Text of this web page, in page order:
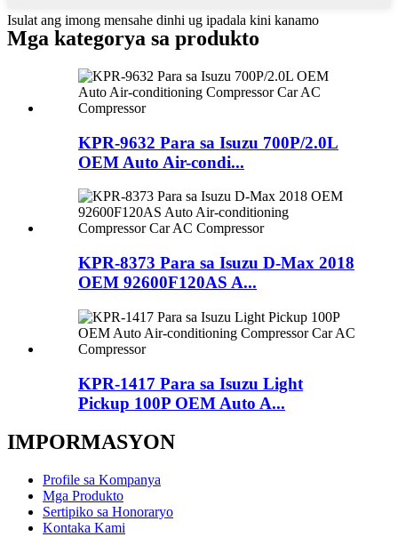
Isulat ang imong mensahe dinhi ug ipadala kini kanamo
Mga kategorya sa produkto
KPR-9632 Para sa Isuzu 700P/2.0L
OEM Auto Air-condi...
KPR-8373 Para sa Isuzu D-Max 2018
OEM 92600F120AS A...
KPR-1417 Para sa Isuzu Light
Pickup 100P OEM Auto A...
IMPORMASYON
Profile sa Kompanya
Mga Produkto
Sertipiko sa Honoraryo
Kontaka Kami